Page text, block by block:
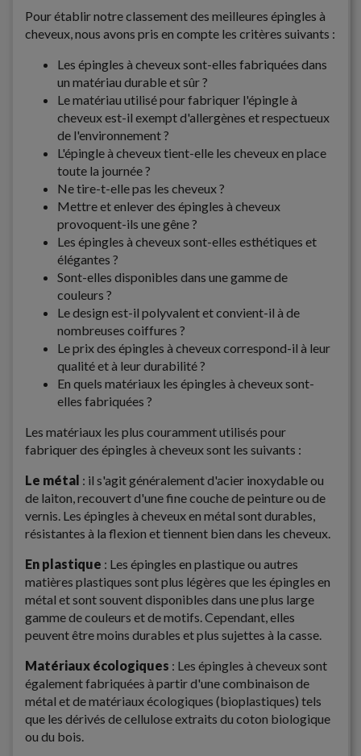
Pour établir notre classement des meilleures épingles à
cheveux, nous avons pris en compte les critères suivants :
Les épingles à cheveux sont-elles fabriquées dans
un matériau durable et sûr ?
Le matériau utilisé pour fabriquer l'épingle à
cheveux est-il exempt d'allergènes et respectueux
de l'environnement ?
L'épingle à cheveux tient-elle les cheveux en place
toute la journée ?
Ne tire-t-elle pas les cheveux ?
Mettre et enlever des épingles à cheveux
provoquent-ils une gêne ?
Les épingles à cheveux sont-elles esthétiques et
élégantes ?
Sont-elles disponibles dans une gamme de
couleurs ?
Le design est-il polyvalent et convient-il à de
nombreuses coiffures ?
Le prix des épingles à cheveux correspond-il à leur
qualité et à leur durabilité ?
En quels matériaux les épingles à cheveux sont-
elles fabriquées ?
Les matériaux les plus couramment utilisés pour
fabriquer des épingles à cheveux sont les suivants :
Le métal : il s'agit généralement d'acier inoxydable ou
de laiton, recouvert d'une fine couche de peinture ou de
vernis. Les épingles à cheveux en métal sont durables,
résistantes à la flexion et tiennent bien dans les cheveux.
En plastique : Les épingles en plastique ou autres
matières plastiques sont plus légères que les épingles en
métal et sont souvent disponibles dans une plus large
gamme de couleurs et de motifs. Cependant, elles
peuvent être moins durables et plus sujettes à la casse.
Matériaux écologiques : Les épingles à cheveux sont
également fabriquées à partir d'une combinaison de
métal et de matériaux écologiques (bioplastiques) tels
que les dérivés de cellulose extraits du coton biologique
ou du bois.